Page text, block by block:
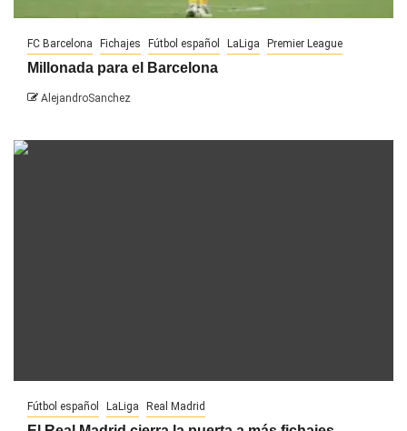
FC Barcelona Fichajes Fútbol español LaLiga Premier League
Millonada para el Barcelona
AlejandroSanchez
Fútbol español LaLiga Real Madrid